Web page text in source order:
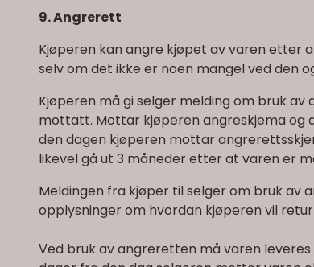
9. Angrerett
Kjøperen kan angre kjøpet av varen etter
selv om det ikke er noen mangel ved den
Kjøperen må gi selger melding om bruk
mottatt. Mottar kjøperen angreskjema og
den dagen kjøperen mottar
likevel gå ut 3 måneder etter at varen er
Meldingen fra kjøper til selger om bruk
opplysninger om hvordan kjøperen vil
Ved bruk av angreretten må varen